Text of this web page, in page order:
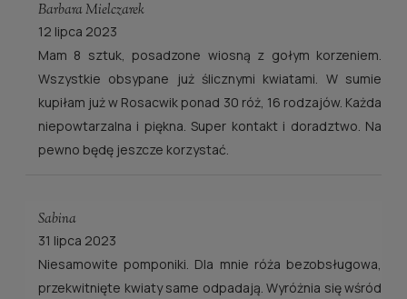
Barbara Mielczarek
12 lipca 2023
Mam 8 sztuk, posadzone wiosną z gołym korzeniem.
Wszystkie obsypane już ślicznymi kwiatami. W sumie
kupiłam już w Rosacwik ponad 30 róż, 16 rodzajów. Każda
niepowtarzalna i piękna. Super kontakt i doradztwo. Na
pewno będę jeszcze korzystać.
Sabina
31 lipca 2023
Niesamowite pomponiki. Dla mnie róża bezobsługowa,
przekwitnięte kwiaty same odpadają. Wyróżnia się wśród